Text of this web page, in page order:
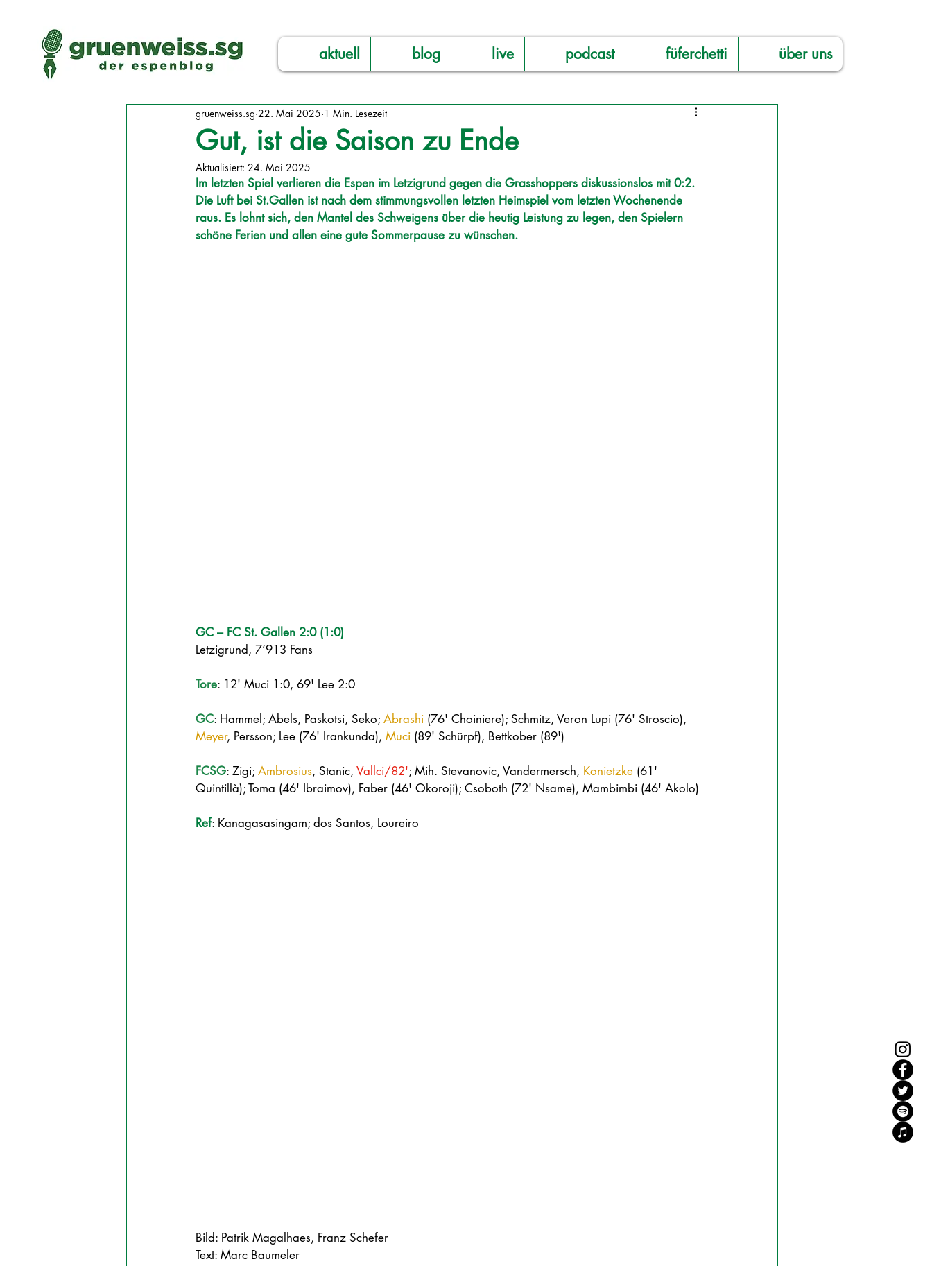
aktuell blog live podcast füferchetti über uns
Gut, ist die Saison zu Ende
gruenweiss.sg 22. Mai 2025 1 Min. Lesezeit
Aktualisiert: 24. Mai 2025
Im letzten Spiel verlieren die Espen im Letzigrund gegen die Grasshoppers diskussionslos mit 0:2.
Die Luft bei St.Ga llen ist nach dem stimmungsvollen letzten Heimspiel vom letzten Wochenende
raus. Es lohnt sich, den Mantel des Schweigens über die heutig Leistung zu legen, den Spielern
schöne Ferien und allen eine gute Sommerpause zu wünschen.
GC – FC St. Gallen 2:0 (1:0)
Letzigrund, 7’913 Fans
Tore: 12' Muci 1:0, 69' Lee 2:0
GC: Hammel; Abels, Paskotsi, Seko; Abrashi (76' Choiniere); Schmitz, Veron Lupi (76' Stroscio),
Meyer, Persson; Lee (76' Irankunda), Muci (89' Schürpf), Bettkober (89')
FCSG: Zigi; Ambrosius, Stanic, Vallci/82'; Mih. Stevanovic, Vandermersch, Konietzke (61'
Quintillà); Toma (46' Ibraimov), Faber (46' Okoroji); Csoboth (72' Nsame), Mambimbi (46' Akolo)
Ref: Kanagasasingam; dos Santos, Loureiro
Bild: Patrik Magalhaes, Franz Schefer
Text: Marc Baumeler